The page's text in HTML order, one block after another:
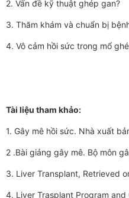
2. Vấn đề kỹ thuật ghép gan?
3. Thăm khám và chuẩn bị
4. Vô cảm hồi sức trong mổ
Tài liệu tham khảo:
1. Gây mê hồi sức. Nhà xuất
2 .Bài giảng gây mê. Bộ môn
3. Liver Transplant, Retrieved
4. Liver Trasplant Program